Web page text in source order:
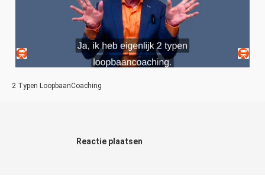
2 Typen LoopbaanCoaching
Reactie plaatsen